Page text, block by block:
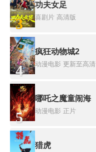
3
功夫女足
喜剧片 高清版
4
疯狂动物城2
动漫电影 更新至高清
5
哪吒之魔童闹海
动漫电影 正片
猎虎